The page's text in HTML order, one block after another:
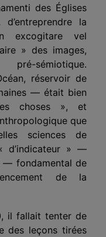
des Églises
la
excogitare vel
» des images,
sémiotique.
réservoir de
— était bien
choses », et
que
sciences de
d’indicateur » —
— fondamental de
de la
il fallait tenter de
des leçons tirées